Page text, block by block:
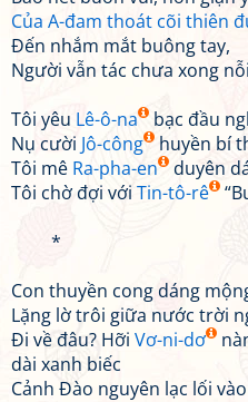
Của A-đam thoát cõi thiên
Đến nhắm mắt buông tay,
Người vẫn tác chưa xong
Tôi yêu Lê-ô-na
bạc đầu
Nụ cười Jô-công
huyền bí
Tôi mê Ra-pha-en
duyên
Tôi chờ đợi với Tin-tô-rê
*
Con thuyền cong dáng
Lặng lờ trôi giữa nước trời
Đi về đâu? Hỡi Vơ-ni-dơ
dài xanh biếc
Cảnh Đào nguyên lạc lối